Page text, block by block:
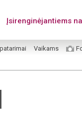
Įsirenginėjantiems
Vaikams